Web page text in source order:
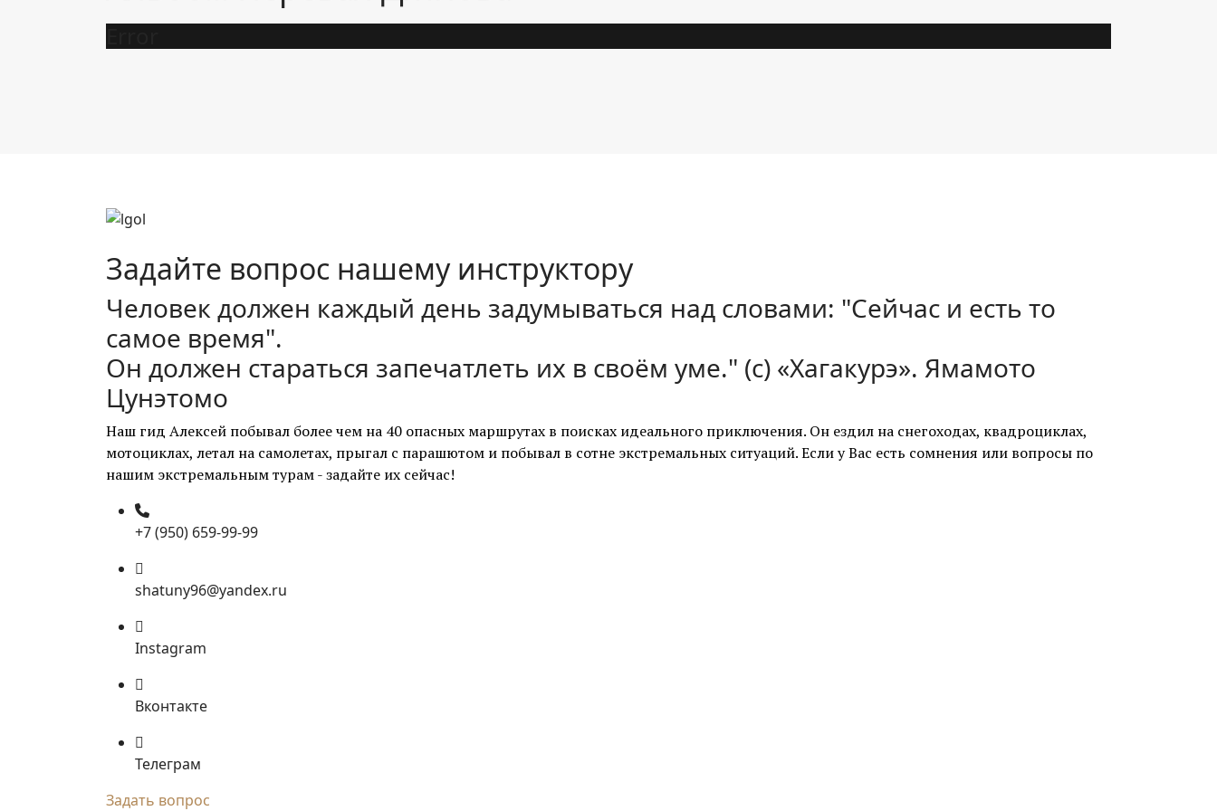
Задайте вопрос нашему инструктору
Человек должен каждый день задумываться над словами: "Сейчас и есть то
самое время".
Он должен стараться запечатлеть их в своём уме." (с) «Хагакурэ». Ямамото
Цунэтомо
Наш гид Алексей побывал более чем на 40 опасных маршрутах в поисках идеального приключения. Он ездил на снегоходах, квадроциклах,
мотоциклах, летал на самолетах, прыгал с парашютом и побывал в сотне экстремальных ситуаций. Если у Вас есть сомнения или вопросы по
нашим экстремальным турам - задайте их сейчас!
+7 (950) 659-99-99
shatuny96@yandex.ru
Instagram
Вконтакте
Телеграм
Задать вопрос